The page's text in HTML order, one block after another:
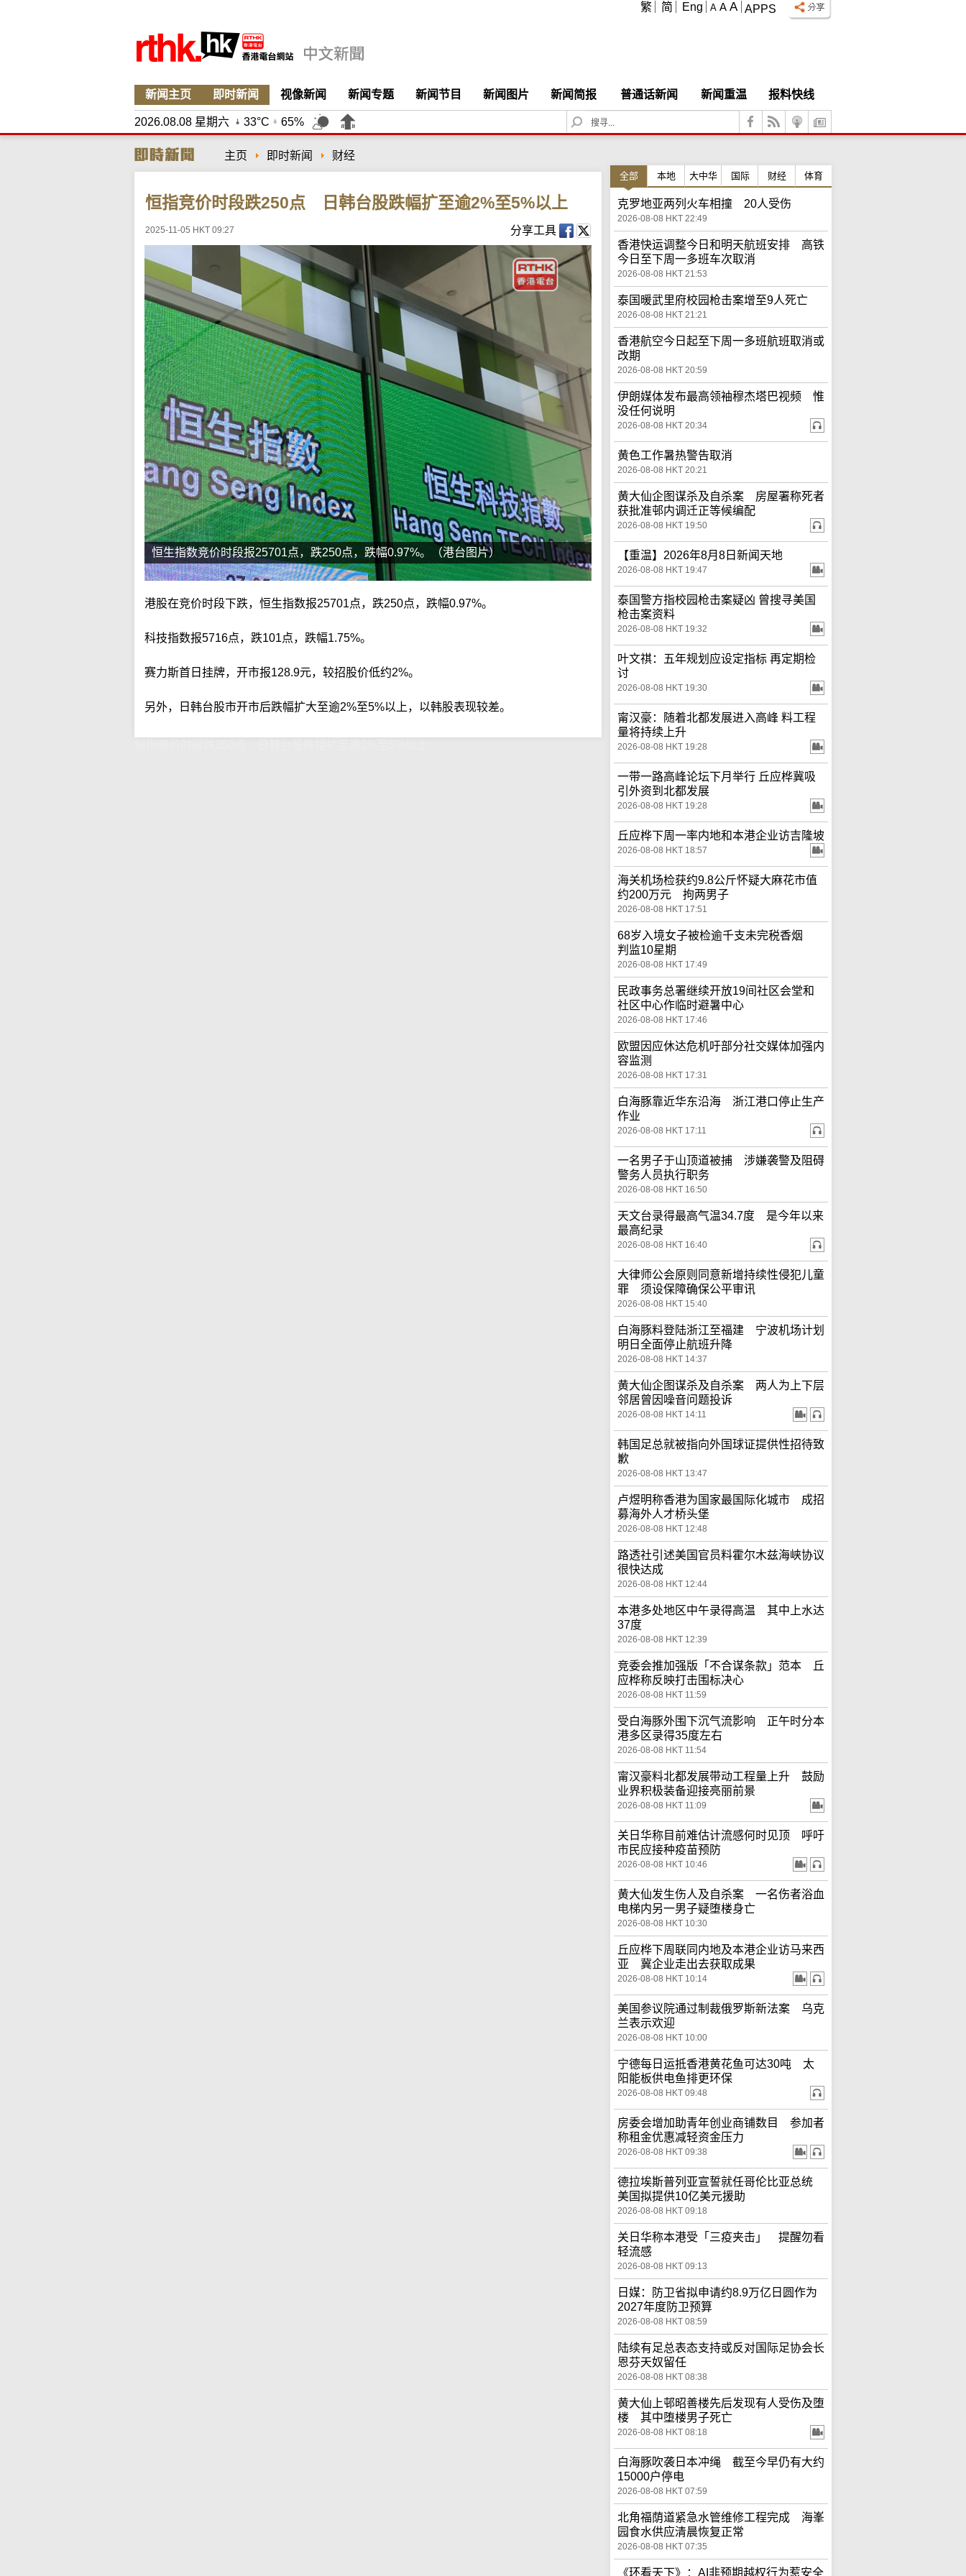
APPS
A A A
繁 简 Eng
新闻主页 即时新闻 视像新闻 新闻专题 新闻节目 新闻图片 新闻简报 普通话新闻 新闻重温 报料快线
2026.08.08 星期六 33°C 65%
S
e
c
主页 即时新闻 财经
恒指竞价时段跌250点 日韩台股跌幅扩至逾2%至5%以上
2025-11-05 HKT 09:27 分享工具
恒生指数竞价时段报25701点，跌250点，跌幅0.97%。（港台图片）
港股在竞价时段下跌，恒生指数报25701点，跌250点，跌幅0.97%。
科技指数报5716点，跌101点，跌幅1.75%。
赛力斯首日挂牌，开市报128.9元，较招股价低约2%。
另外，日韩台股市开市后跌幅扩大至逾2%至5%以上，以韩股表现较差。
全部 本地 大中华 国际 财经 体育
克罗地亚两列火车相撞 20人受伤
2026-08-08 HKT 22:49
香港快运调整今日和明天航班安排 高铁
今日至下周一多班车次取消
2026-08-08 HKT 21:53
泰国暖武里府校园枪击案增至9人死亡
2026-08-08 HKT 21:21
香港航空今日起至下周一多班航班取消或
改期
2026-08-08 HKT 20:59
伊朗媒体发布最高领袖穆杰塔巴视频 惟
没任何说明
2026-08-08 HKT 20:34
黄色工作暑热警告取消
2026-08-08 HKT 20:21
黄大仙企图谋杀及自杀案 房屋署称死者
获批准邨内调迁正等候编配
2026-08-08 HKT 19:50
【重温】2026年8月8日新闻天地
2026-08-08 HKT 19:47
泰国警方指校园枪击案疑凶 曾搜寻美国
枪击案资料
2026-08-08 HKT 19:32
叶文祺：五年规划应设定指标 再定期检
讨
2026-08-08 HKT 19:30
甯汉豪：随着北都发展进入高峰 料工程
量将持续上升
2026-08-08 HKT 19:28
一带一路高峰论坛下月举行 丘应桦冀吸
引外资到北都发展
2026-08-08 HKT 19:28
丘应桦下周一率内地和本港企业访吉隆坡
2026-08-08 HKT 18:57
海关机场检获约9.8公斤怀疑大麻花市值
约200万元 拘两男子
2026-08-08 HKT 17:51
68岁入境女子被检逾千支未完税香烟
判监10星期
2026-08-08 HKT 17:49
民政事务总署继续开放19间社区会堂和
社区中心作临时避暑中心
2026-08-08 HKT 17:46
欧盟因应休达危机吁部分社交媒体加强内
容监测
2026-08-08 HKT 17:31
白海豚靠近华东沿海 浙江港口停止生产
作业
2026-08-08 HKT 17:11
一名男子于山顶道被捕 涉嫌袭警及阻碍
警务人员执行职务
2026-08-08 HKT 16:50
天文台录得最高气温34.7度 是今年以来
最高纪录
2026-08-08 HKT 16:40
大律师公会原则同意新增持续性侵犯儿童
罪 须设保障确保公平审讯
2026-08-08 HKT 15:40
白海豚料登陆浙江至福建 宁波机场计划
明日全面停止航班升降
2026-08-08 HKT 14:37
黄大仙企图谋杀及自杀案 两人为上下层
邻居曾因噪音问题投诉
2026-08-08 HKT 14:11
韩国足总就被指向外国球证提供性招待致
歉
2026-08-08 HKT 13:47
卢煜明称香港为国家最国际化城市 成招
募海外人才桥头堡
2026-08-08 HKT 12:48
路透社引述美国官员料霍尔木兹海峡协议
很快达成
2026-08-08 HKT 12:44
本港多处地区中午录得高温 其中上水达
37度
2026-08-08 HKT 12:39
竞委会推加强版「不合谋条款」范本 丘
应桦称反映打击围标决心
2026-08-08 HKT 11:59
受白海豚外围下沉气流影响 正午时分本
港多区录得35度左右
2026-08-08 HKT 11:54
甯汉豪料北都发展带动工程量上升 鼓励
业界积极装备迎接亮丽前景
2026-08-08 HKT 11:09
关日华称目前难估计流感何时见顶 呼吁
市民应接种疫苗预防
2026-08-08 HKT 10:46
黄大仙发生伤人及自杀案 一名伤者浴血
电梯内另一男子疑堕楼身亡
2026-08-08 HKT 10:30
丘应桦下周联同内地及本港企业访马来西
亚 冀企业走出去获取成果
2026-08-08 HKT 10:14
美国参议院通过制裁俄罗斯新法案 乌克
兰表示欢迎
2026-08-08 HKT 10:00
宁德每日运抵香港黄花鱼可达30吨 太
阳能板供电鱼排更环保
2026-08-08 HKT 09:48
房委会增加助青年创业商铺数目 参加者
称租金优惠减轻资金压力
2026-08-08 HKT 09:38
德拉埃斯普列亚宣誓就任哥伦比亚总统
美国拟提供10亿美元援助
2026-08-08 HKT 09:18
关日华称本港受「三疫夹击」 提醒勿看
轻流感
2026-08-08 HKT 09:13
日媒：防卫省拟申请约8.9万亿日圆作为
2027年度防卫预算
2026-08-08 HKT 08:59
陆续有足总表态支持或反对国际足协会长
恩芬天奴留任
2026-08-08 HKT 08:38
黄大仙上邨昭善楼先后发现有人受伤及堕
楼 其中堕楼男子死亡
2026-08-08 HKT 08:18
白海豚吹袭日本冲绳 截至今早仍有大约
15000户停电
2026-08-08 HKT 07:59
北角福荫道紧急水管维修工程完成 海峯
园食水供应清晨恢复正常
2026-08-08 HKT 07:35
《环看天下》：AI非预期越权行为惹安全